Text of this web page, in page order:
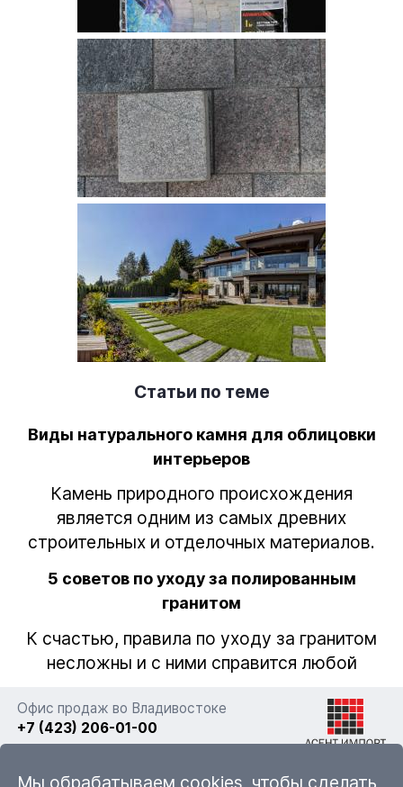
Статьи по теме
Виды натурального камня для облицовки
интерьеров
Камень природного происхождения
является одним из самых древних
строительных и отделочных материалов.
5 советов по уходу за полированным
гранитом
К счастью, правила по уходу за гранитом
несложны и с ними справится любой
Офис продаж во Владивостоке
+7 (423) 206-01-00
Мы обрабатываем cookies, чтобы сделать